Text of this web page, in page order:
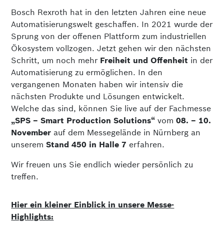
Bosch Rexroth hat in den letzten Jahren eine neue
Automatisierungswelt geschaffen. In 2021 wurde der
Sprung von der offenen Plattform zum industriellen
Ökosystem vollzogen. Jetzt gehen wir den nächsten
Schritt, um noch mehr Freiheit und Offenheit in der
Automatisierung zu ermöglichen. In den
vergangenen Monaten haben wir intensiv die
nächsten Produkte und Lösungen entwickelt.
Welche das sind, können Sie live auf der Fachmesse
„SPS – Smart Production Solutions“ vom08. – 10.
November auf dem Messegelände in Nürnberg an
unseremStand 450 in Halle 7 erfahren.
Wir freuen uns Sie endlich wieder persönlich zu
treffen.
Hier ein kleiner Einblick in unsere Messe-
Highlights: